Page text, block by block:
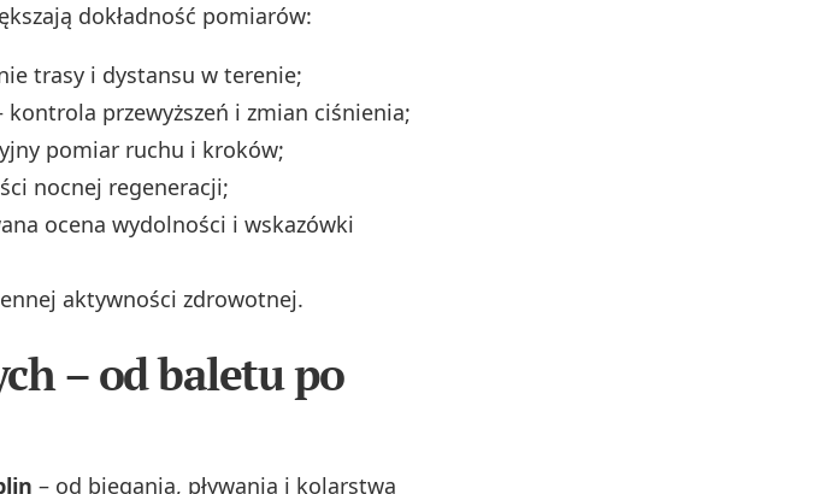
dokładność pomiarów:
trasy i dystansu w terenie;
kontrola przewyższeń i zmian ciśnienia;
pomiar ruchu i kroków;
nocnej regeneracji;
ocena wydolności i wskazówki
aktywności zdrowotnej.
– od baletu po
– od biegania, pływania i kolarstwa